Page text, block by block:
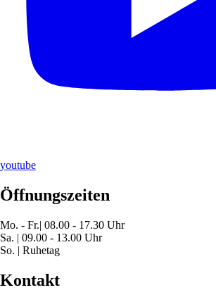
youtube
Öffnungszeiten
Mo. - Fr.| 08.00 - 17.30 Uhr
Sa. | 09.00 - 13.00 Uhr
So. | Ruhetag
Kontakt